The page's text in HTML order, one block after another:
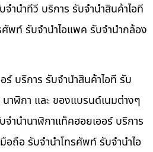
ำนำทีวี บริการ รับจำนำสินค้าไอที
พท์ รับจำนำไอแพค รับจำนำกล้อง
บริการ รับจำนำสินค้าไอที รับ
าฬิกา และ ของแบรนด์เนมต่างๆ
ำนำนาฬิกาแท็คฮอยเออร์ บริการ
อถือ รับจำนำโทรศัพท์ รับจำนำไอ